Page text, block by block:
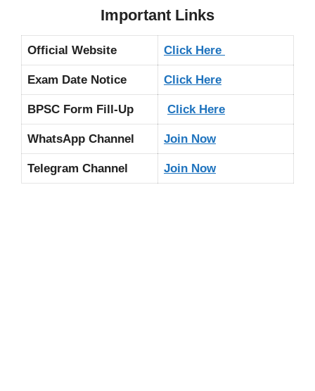
Important Links
Official Website Click Here
Exam Date Notice Click Here
BPSC Form Fill-Up Click Here
WhatsApp Channel Join Now
Telegram Channel Join Now